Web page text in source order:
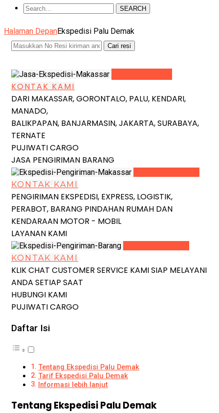
SEARCH
Halaman DepanEkspedisi Palu Demak
KONTAK KAMI
DARI MAKASSAR, GORONTALO, PALU, KENDARI,
MANADO,
BALIKPAPAN, BANJARMASIN, JAKARTA, SURABAYA,
TERNATE
PUJIWATI CARGO
JASA PENGIRIMAN BARANG
KONTAK KAMI
PENGIRIMAN EKSPEDISI, EXPRESS, LOGISTIK,
PERABOT, BARANG PINDAHAN RUMAH DAN
KENDARAAN MOTOR - MOBIL
LAYANAN KAMI
KONTAK KAMI
KLIK CHAT CUSTOMER SERVICE KAMI SIAP MELAYANI
ANDA SETIAP SAAT
HUBUNGI KAMI
PUJIWATI CARGO
Daftar Isi
Tentang Ekspedisi Palu Demak
Tarif Ekspedisi Palu Demak
Informasi lebih lanjut
Tentang Ekspedisi Palu Demak